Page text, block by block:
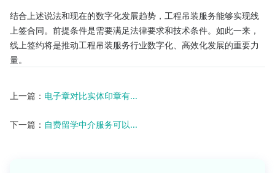
结合上述说法和现在的数字化发展趋势，工程吊装服务能够实现线
上签合同。前提条件是需要满足法律要求和技术条件。如此一来，
线上签约将是推动工程吊装服务行业数字化、高效化发展的重要力
量。
上一篇： 电子章对比实体印章有...
下一篇： 自费留学中介服务可以...